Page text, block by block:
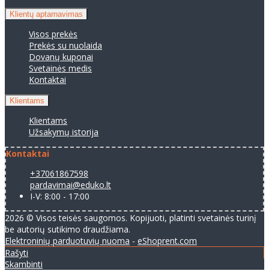
Klientų aptarnavimas
Visos prekės
Prekės su nuolaida
Dovanų kuponai
Svetainės medis
Kontaktai
Klientams
Klientams
Užsakymų istorija
Kontaktai
+37061867598
pardavimai@eduko.lt
I-V: 8:00 - 17:00
2026 © Visos teisės saugomos. Kopijuoti, platinti svetainės turinį
be autorių sutikimo draudžiama.
Elektroninių parduotuvių nuoma - eShoprent.com
Rašyti
Skambinti